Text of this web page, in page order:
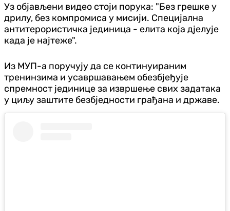
Уз објављени видео стоји порука: "Без грешке у
дрилу, без компромиса у мисији. Специјална
антитерористичка јединица - елита која дјелује
када је најтеже".
Из МУП-а поручују да се континуираним
тренинзима и усавршавањем обезбјеђује
спремност јединице за извршење свих задатака
у циљу заштите безбједности грађана и државе.